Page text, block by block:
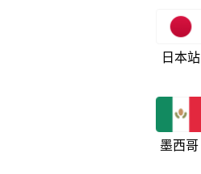
日本站
墨西哥